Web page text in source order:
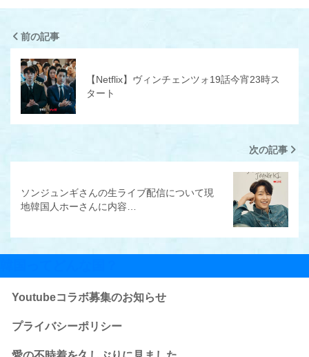
前の記事
【Netflix】ヴィンチェンツォ19話今宵23時ス
タート
次の記事
ソンジュンギさんの生ライブ配信について現
地韓国人ホーさんに内容…
Youtubeコラボ募集のお知らせ
プライバシーポリシー